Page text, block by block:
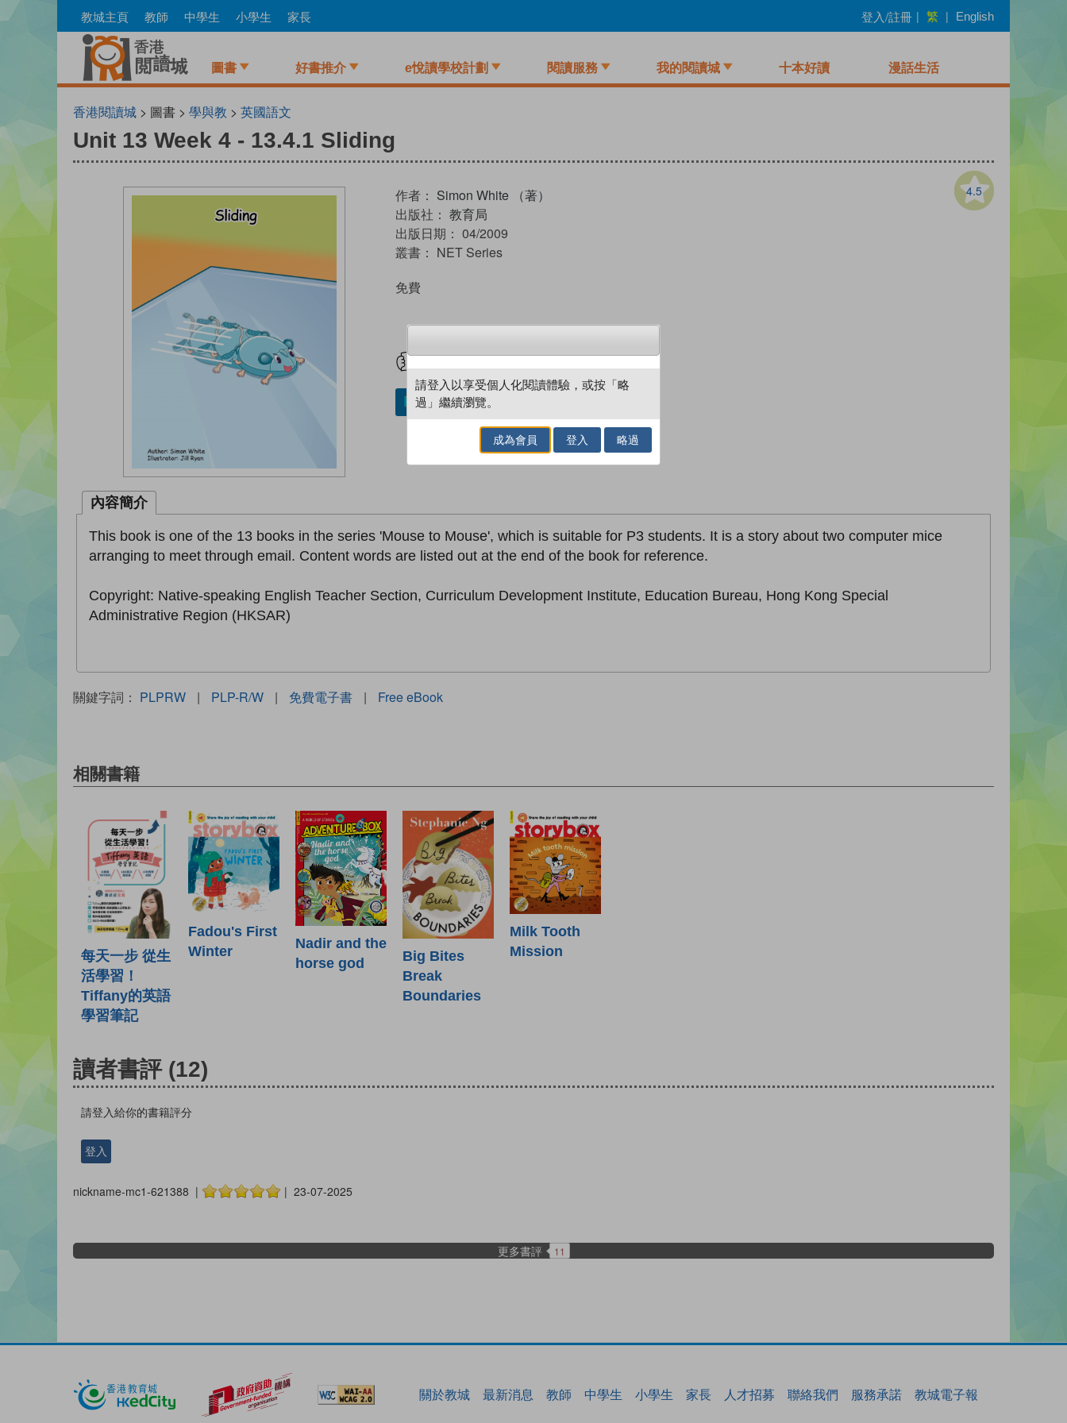
to
教城主頁 教師 中學生 小學生 家長 登入/註冊 | 繁 | English
圖書 好書推介 e悅讀學校計劃 閱讀服務 我的閱讀城 十本好讀 漫話生活
香港閱讀城 > 圖書 > 學與教 > 英國語文
Unit 13 Week 4 - 13.4.1 Sliding
4.5
作者： Simon White （著）
出版社： 教育局
出版日期： 04/2009
叢書： NET Series
免費
加入／閱讀電子書
內容簡介
This book is one of the 13 books in the series 'Mouse to Mouse', which is suitable for P3 students. It is a story about two computer mice
arranging to meet through email. Content words are listed out at the end of the book for reference.
Copyright: Native-speaking English Teacher Section, Curriculum Development Institute, Education Bureau, Hong Kong Special
Administrative Region (HKSAR)
關鍵字詞： PLPRW | PLP-R/W | 免費電子書 | Free eBook
相關書籍
每天一步 從生
活學習！
Tiffany的英語
學習筆記
Fadou's First
Winter
Nadir and the
horse god
Big Bites
Break
Boundaries
Milk Tooth
Mission
讀者書評 (12)
請登入給你的書籍評分
登入
nickname-mc1-621388 | | 23-07-2025
更多書評 11
關於教城 最新消息 教師 中學生 小學生 家長 人才招募 聯絡我們 服務承諾 教城電子報
請登入以享受個人化閱讀體驗，或按「略
過」繼續瀏覽。
成為會員 登入 略過